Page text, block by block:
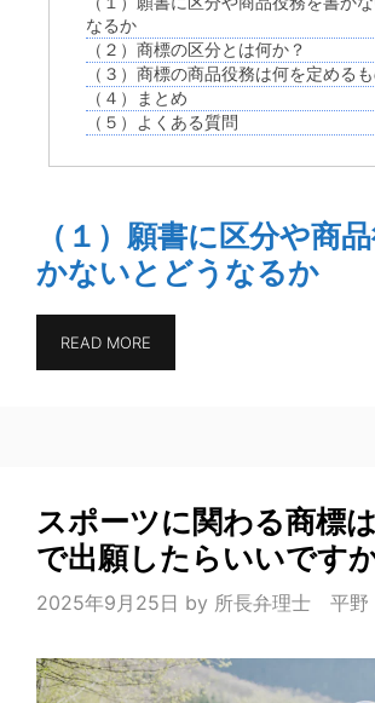
なるか
（２）商標の区分とは何か？
（３）商標の商品役務は何を定める
（４）まとめ
（５）よくある質問
（１）願書に区分や商
かないとどうなるか
READ MORE
スポーツに関わる商標
で出願したらいいです
2025年9月25日 by 所長弁理士 平